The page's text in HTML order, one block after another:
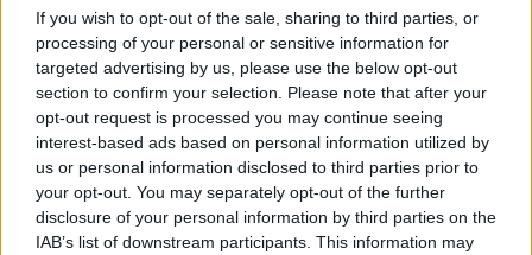
If you wish to opt-out of the sale, sharing to third parties, or
processing of your personal or sensitive information for
targeted advertising by us, please use the below opt-out
section to confirm your selection. Please note that after your
opt-out request is processed you may continue seeing
interest-based ads based on personal information utilized by
us or personal information disclosed to third parties prior to
your opt-out. You may separately opt-out of the further
disclosure of your personal information by third parties on the
IAB’s list of downstream participants. This information may
reciente de Maxo leer nuestra reseña, simplemente
hazclic aquí.
Todas las versiones antiguas distribuidas en nuestro
sitio web son completamente libres de virus y están
disponibles para su descarga sin costo alguno.
Nos encantaría saber de ti